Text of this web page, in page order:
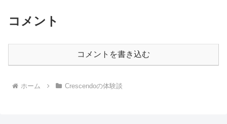
コメント
コメントを書き込む
ホーム Crescendoの体験談